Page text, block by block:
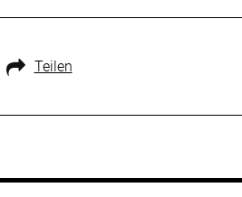
Teilen